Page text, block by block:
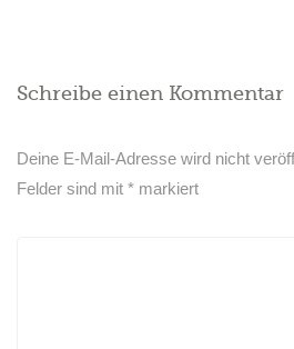
Schreibe einen Kommentar
Deine E-Mail-Adresse wird nicht
Felder sind mit* markiert